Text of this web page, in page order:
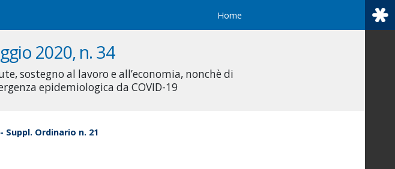
Home
2020, n. 34
sostegno al lavoro e all’economia, nonchè di
epidemiologica da COVID-19
Suppl. Ordinario n. 21